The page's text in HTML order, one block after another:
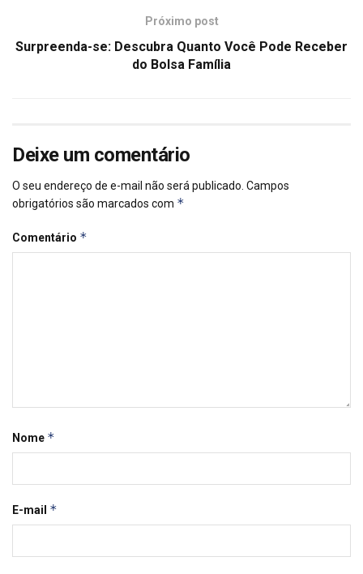
Próximo post
Surpreenda-se: Descubra Quanto Você Pode Receber
do Bolsa Família
Deixe um comentário
O seu endereço de e-mail não será publicado. Campos
obrigatórios são marcados com *
Comentário *
Nome *
E-mail *